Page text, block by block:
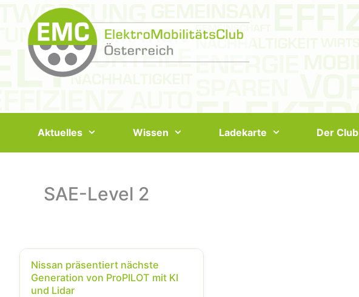
Aktuelles Wissen Ladekarte Der Club
SAE-Level 2
Nissan präsentiert nächste
Generation von ProPILOT mit KI
und Lidar